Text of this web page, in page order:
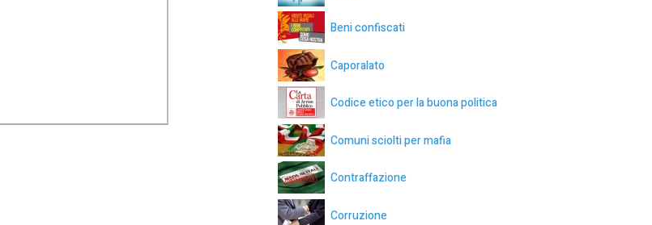
Beni confiscati
Caporalato
Codice etico per la buona politica
Comuni sciolti per mafia
Contraffazione
Corruzione